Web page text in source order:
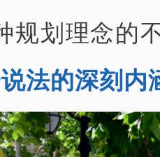
规划理念的
法的深刻内